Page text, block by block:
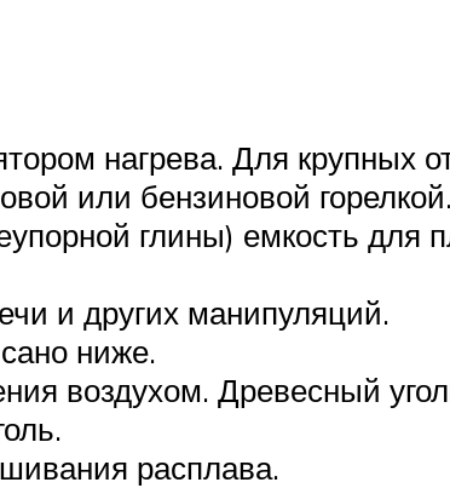
нагрева. Для крупных
или бензиновой горелкой.
глины) емкость для
и других манипуляций.
ниже.
воздухом. Древесный
расплава.